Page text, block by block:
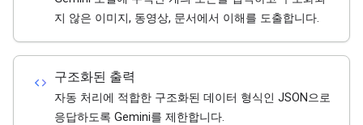
지 않은 이미지, 동영상, 문서에서 이해를 도출합니다.
code 구조화된 출력
자동 처리에 적합한 구조화된 데이터 형식인 JSON으로
응답하도록 Gemini를 제한합니다.